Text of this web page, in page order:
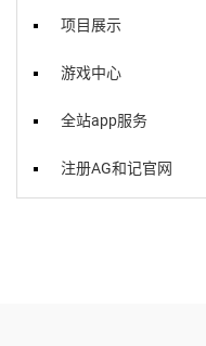
项目展示
游戏中心
全站app服务
注册AG和记官网